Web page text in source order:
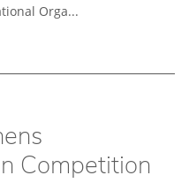
Orga...
Competition